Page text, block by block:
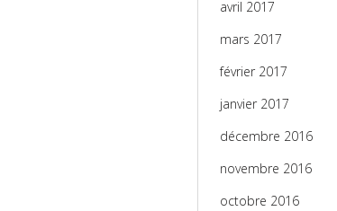
avril 2017
mars 2017
février 2017
janvier 2017
décembre 2016
novembre 2016
octobre 2016